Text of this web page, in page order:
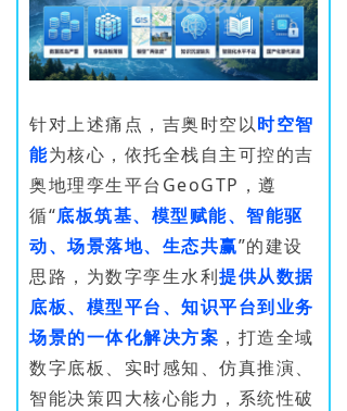
针对上述痛点，吉奥时空以时空智
能为核心，依托全栈自主可控的吉
奥地理孪生平台GeoGTP，遵
循“底板筑基、模型赋能、智能驱
动、场景落地、生态共赢”的建设
思路，为数字孪生水利提供从数据
底板、模型平台、知识平台到业务
场景的一体化解决方案 ，打造全域
数字底板、实时感知、仿真推演、
智能决策四大核心能力，系统性破